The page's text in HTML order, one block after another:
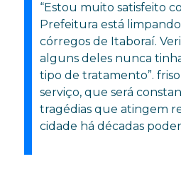
“Estou muito satisfeito
Prefeitura está
córregos de Itaboraí.
alguns deles nunca
tipo de tratamento”.
serviço, que será
tragédias que atingem
cidade há décadas